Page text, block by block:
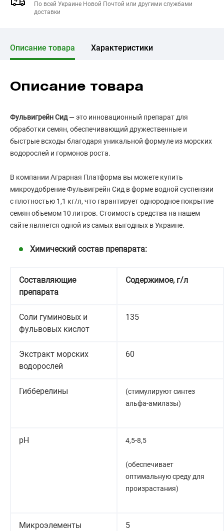
По всей Украине Новой Почтой или другими службами
доставки
Описание товара Характеристики
Описание товара
Фульвигрейн Сид— это инновационный препарат для
обработки семян, обеспечивающий дружественные и
быстрые всходы благодаря уникальной формуле из морских
водорослей и гормонов роста.
В компании Аграрная Платформа вы можете купить
микроудобрение Фульвигрейн Сид в форме водной суспензии
с плотностью 1,1 кг/л, что гарантирует однородное покрытие
семян объемом 10 литров. Стоимость средства на нашем
сайте является одной из самых выгодных в Украине.
Химический состав препарата:
Составляющие
препарата
Содержимое, г/л
Соли гуминовых и
фульвовых кислот
135
Экстракт морских
водорослей
60
Гибберелины
(стимулируют синтез
альфа-амилазы)
рН 4,5-8,5
(обеспечивает
оптимальную среду для
произрастания)
Микроэлементы 5